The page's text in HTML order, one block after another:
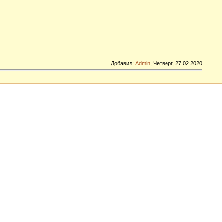
Добавил: Admin, Четверг, 27.02.2020